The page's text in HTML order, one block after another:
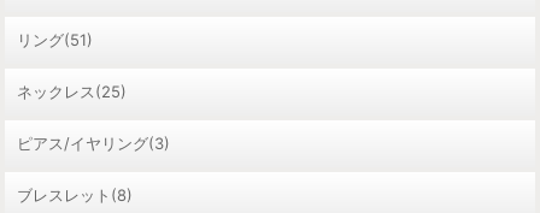
リング(51)
ネックレス(25)
ピアス/イヤリング(3)
ブレスレット(8)